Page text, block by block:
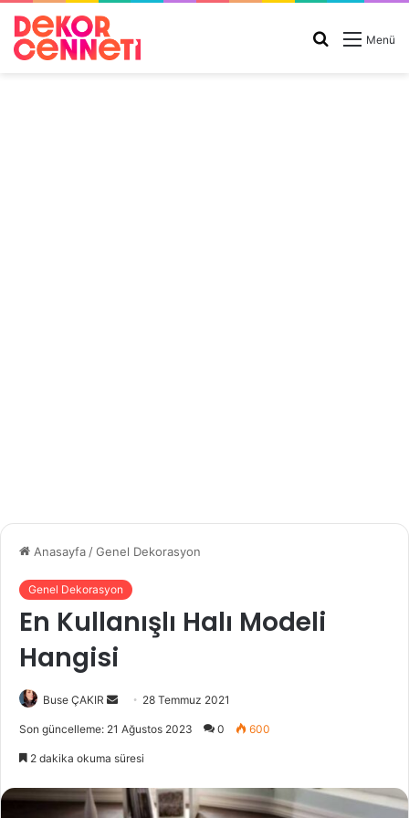
Menü
Arama
Anasayfa /Genel Dekorasyon
Genel Dekorasyon
En Kullanışlı Halı Modeli
Hangisi
Buse ÇAKIR
e
-
p
28 Temmuz 2021
Son güncelleme: 21 Ağustos 2023 0 600
2 dakika okuma süresi